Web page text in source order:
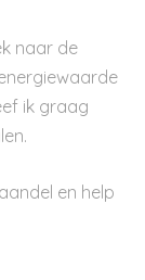
naar de
ik graag
en help